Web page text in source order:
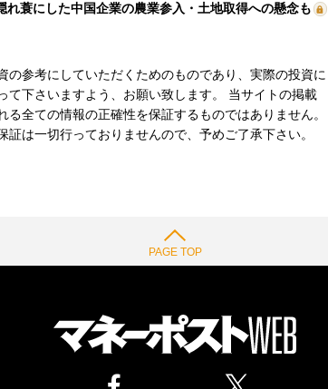
れ蓑にした中国企業の農業参入・土地取得への懸念も
参考にしていただくためのものであり、実際の投資に
て下さいますよう、お願い致します。 当サイトの掲載
全ての情報の正確性を保証するものではありません。
は一切行っておりませんので、予めご了承下さい。
PAGE TOP